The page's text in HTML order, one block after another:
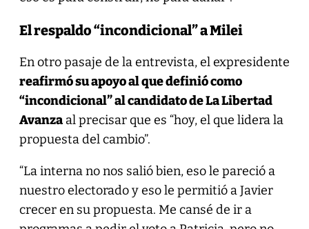
El respaldo “incondicional” a Milei
En otro pasaje de la entrevista, el expresidente
reafirmó su apoyo al que definió como
“incondicional” al candidato de La Libertad
Avanzaal precisar que es “hoy, el que lidera la
propuesta del cambio”.
“La interna no nos salió bien, eso le pareció a
nuestro electorado y eso le permitió a Javier
crecer en su propuesta. Me cansé de ir a